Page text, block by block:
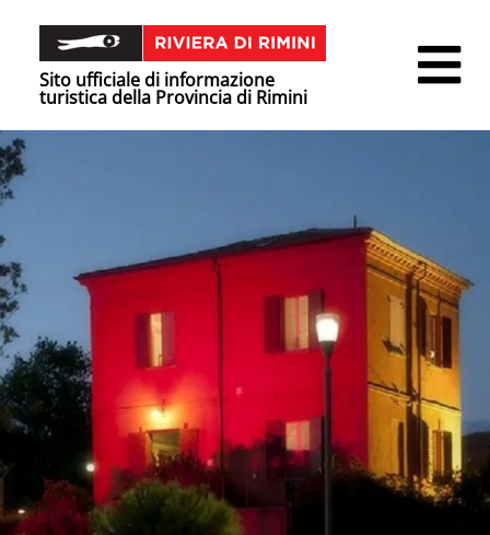
Sito ufficiale di informazione
turistica della Provincia di Rimini